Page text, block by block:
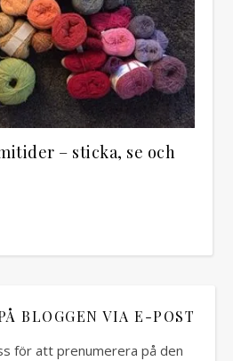
– sticka, se och
BLOGGEN VIA E-POST
för att prenumerera på den